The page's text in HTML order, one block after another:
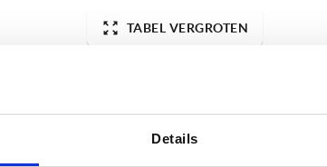
Details
26
TABEL VERGROTEN
afrondt, word je geïnformeerd